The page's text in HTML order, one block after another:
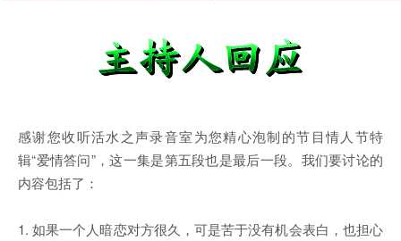
感谢您收听活水之声录音室为您精心泡制的节目情人节特
辑“爱情答问”，这一集是第五段也是最后一段。我们要讨论的
内容包括了：
1. 如果一个人暗恋对方很久，可是苦于没有机会表白，也担心